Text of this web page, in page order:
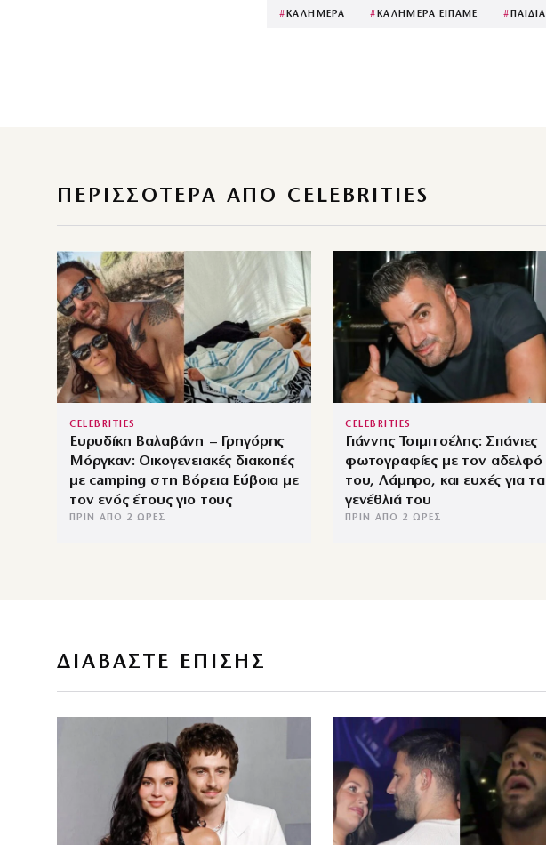
# ΚΑΛΗΜΕΡΑ # ΚΑΛΗΜΕΡΑ ΕΙΠΑΜΕ # ΠΑΙΔΙΑ
ΠΕΡΙΣΣΌΤΕΡΑ ΑΠΌ CELEBRITIES
CELEBRITIES
Ευρυδίκη Βαλαβάνη – Γρηγόρης
Μόργκαν: Οικογενειακές διακοπές
με camping στη Βόρεια Εύβοια με
τον ενός έτους γιο τους
ΠΡΙΝ ΑΠΌ 2 ΏΡΕΣ
CELEBRITIES
Γιάννης Τσιμιτσέλης: Σπάνιες
φωτογραφίες με τον αδελφό
του, Λάμπρο, και ευχές για τα
γενέθλιά του
ΠΡΙΝ ΑΠΌ 2 ΏΡΕΣ
ΔΙΑΒΑΣΤΕ ΕΠΙΣΗΣ